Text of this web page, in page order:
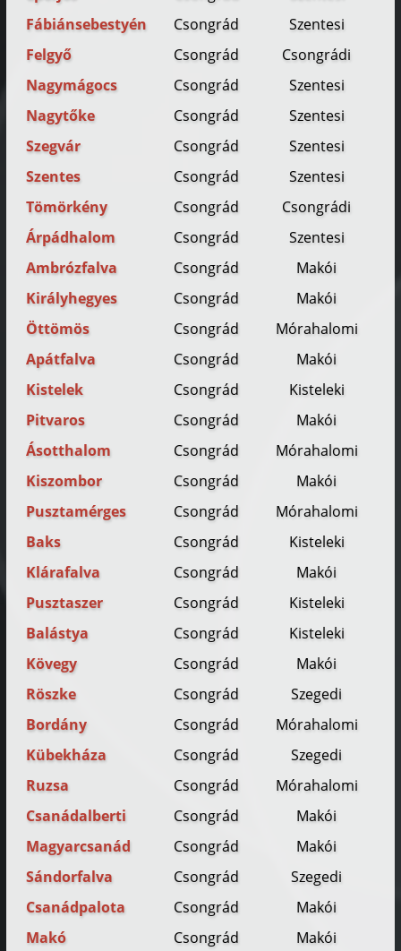
Fábiánsebestyén
Csongrád
Szentesi
Felgyő
Csongrád
Csongrádi
Nagymágocs
Csongrád
Szentesi
Nagytőke
Csongrád
Szentesi
Szegvár
Csongrád
Szentesi
Szentes
Csongrád
Szentesi
Tömörkény
Csongrád
Csongrádi
Árpádhalom
Csongrád
Szentesi
Ambrózfalva
Csongrád
Makói
Királyhegyes
Csongrád
Makói
Öttömös
Csongrád
Mórahalomi
Apátfalva
Csongrád
Makói
Kistelek
Csongrád
Kisteleki
Pitvaros
Csongrád
Makói
Ásotthalom
Csongrád
Mórahalomi
Kiszombor
Csongrád
Makói
Pusztamérges
Csongrád
Mórahalomi
Baks
Csongrád
Kisteleki
Klárafalva
Csongrád
Makói
Pusztaszer
Csongrád
Kisteleki
Balástya
Csongrád
Kisteleki
Kövegy
Csongrád
Makói
Röszke
Csongrád
Szegedi
Bordány
Csongrád
Mórahalomi
Kübekháza
Csongrád
Szegedi
Ruzsa
Csongrád
Mórahalomi
Csanádalberti
Csongrád
Makói
Magyarcsanád
Csongrád
Makói
Sándorfalva
Csongrád
Szegedi
Csanádpalota
Csongrád
Makói
Makó
Csongrád
Makói